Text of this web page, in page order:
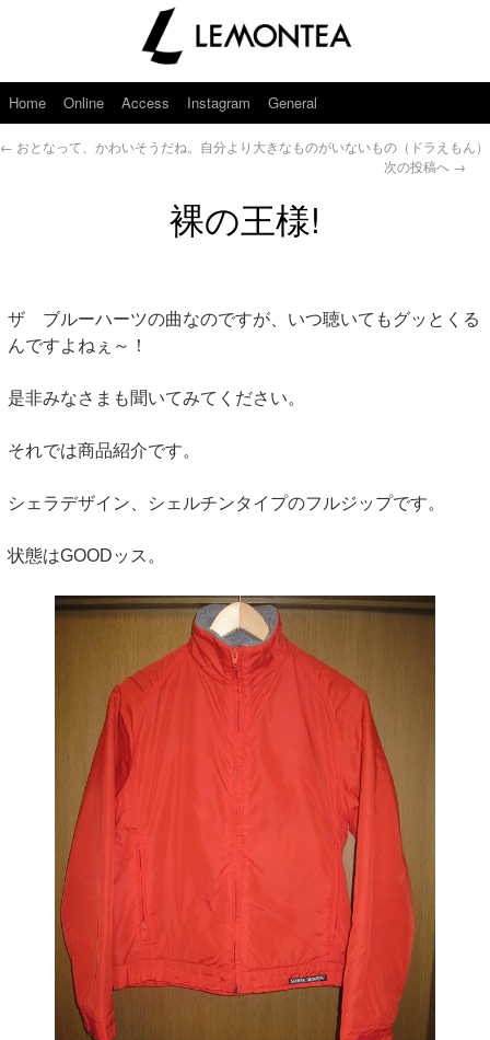
Home Online Access Instagram General
← おとなって、かわいそうだね。自分より大きなものがいないもの（ドラえもん）
次の投稿へ →
裸の王様!
ザ ブルーハーツの曲なのですが、いつ聴いてもグッとくる
んですよねぇ～！
是非みなさまも聞いてみてください。
それでは商品紹介です。
シェラデザイン、シェルチンタイプのフルジップです。
状態はGOODッス。